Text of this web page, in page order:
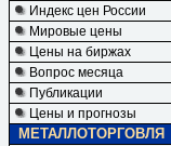
Индекс цен России
Мировые цены
Цены на биржах
Вопрос месяца
Публикации
Цены и прогнозы
МЕТАЛЛОТОРГОВЛЯ